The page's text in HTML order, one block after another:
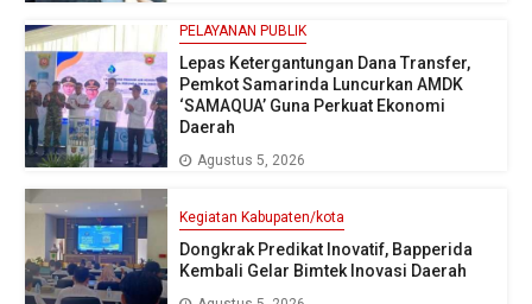
PELAYANAN PUBLIK
Lepas Ketergantungan Dana Transfer,
Pemkot Samarinda Luncurkan AMDK
‘SAMAQUA’ Guna Perkuat Ekonomi
Daerah
Agustus 5, 2026
Kegiatan Kabupaten/kota
Dongkrak Predikat Inovatif, Bapperida
Kembali Gelar Bimtek Inovasi Daerah